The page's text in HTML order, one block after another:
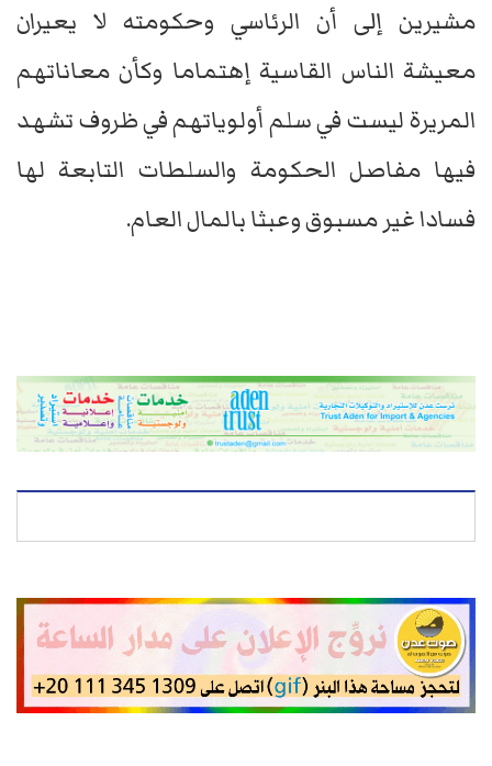
مشيرين إلى أن الرئاسي وحكومته لا يعيران
معيشة الناس القاسية إهتماما وكأن معاناتهم
المريرة ليست في سلم أولوياتهم في ظروف تشهد
فيها مفاصل الحكومة والسلطات التابعة لها
فسادا غير مسبوق وعبثا بالمال العام.